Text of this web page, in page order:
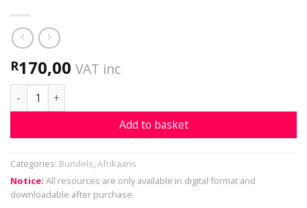
R170,00 VAT inc
Graad 1 Kwartaal 1 pakket quantity
Add to basket
Categories: Bundels,Afrikaans
Notice: All resources are only available in digital format and
downloadable after purchase.